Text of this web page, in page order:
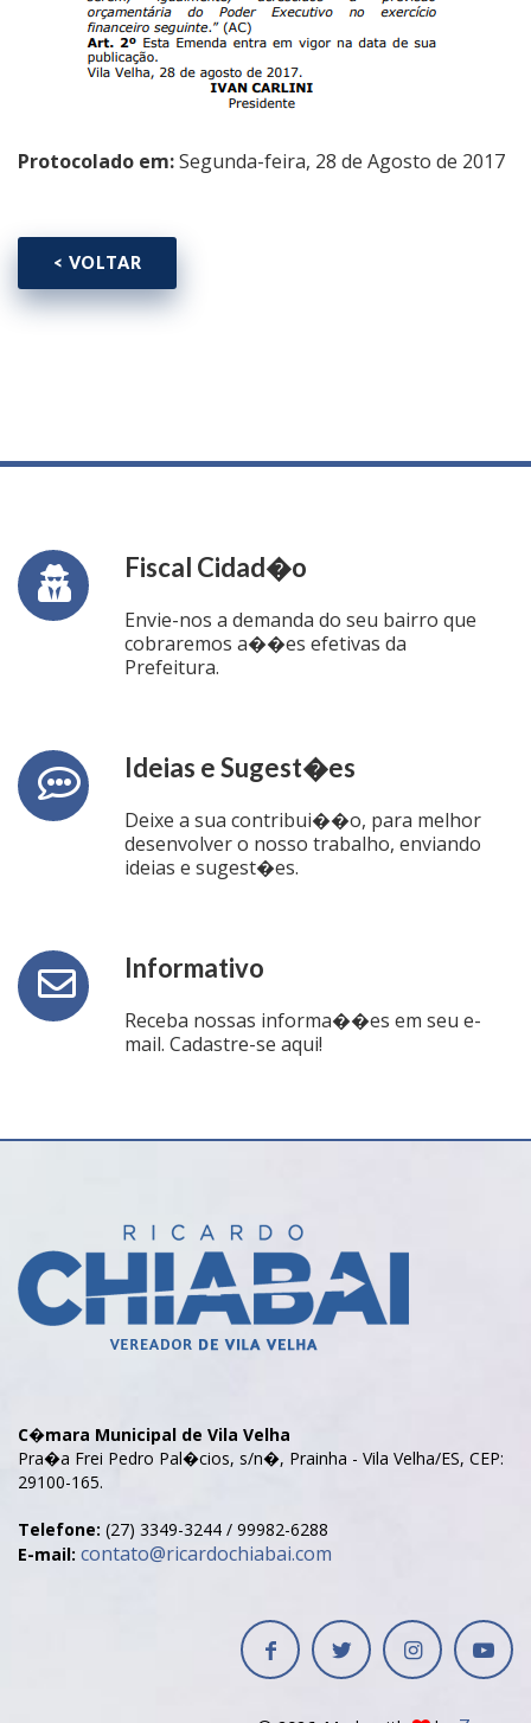
Protocolado em:Segunda-feira, 28 de Agosto de 2017
< VOLTAR
Fiscal Cidad�o
Envie-nos a demanda do seu bairro que
cobraremos a��es efetivas da
Prefeitura.
Ideias e Sugest�es
Deixe a sua contribui��o, para melhor
desenvolver o nosso trabalho, enviando
ideias e sugest�es.
Informativo
Receba nossas informa��es em seu e-
mail. Cadastre-se aqui!
C�mara Municipal de Vila Velha
Pra�a Frei Pedro Pal�cios, s/n�, Prainha - Vila Velha/ES, CEP:
29100-165.
Telefone: (27) 3349-3244 / 99982-6288
E-mail: contato@ricardochiabai.com